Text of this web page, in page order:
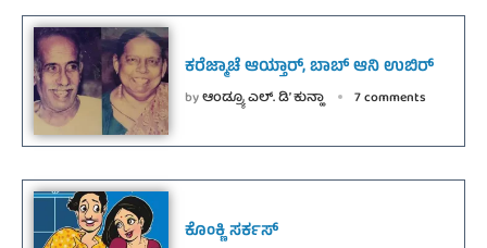
ಕರೆಜ್ಮಾಚೆ ಆಯ್ತಾರ್, ಬಾಬ್ ಆನಿ ಉಬಿರ್
byಆಂಡ್ರ್ಯೂ ಎಲ್. ಡಿ’ ಕುನ್ಹಾ 7 comments
ಕೊಂಕ್ಣಿ ಸರ್ಕಸ್